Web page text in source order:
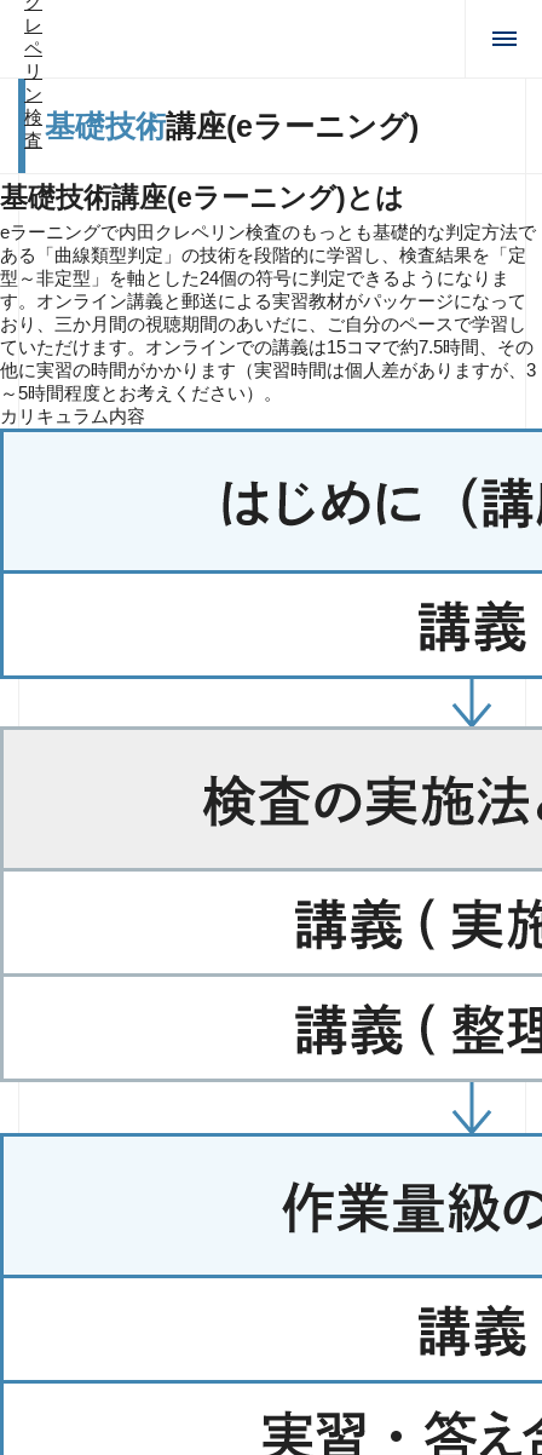
基礎技術講座(eラーニング)
基礎技術講座(eラーニング)とは
eラーニングで内田クレペリン検査のもっとも基礎的な判定方法で
ある「曲線類型判定」の技術を段階的に学習し、検査結果を「定
型～非定型」を軸とした24個の符号に判定できるようになりま
す。オンライン講義と郵送による実習教材がパッケージになって
おり、三か月間の視聴期間のあいだに、ご自分のペースで学習し
ていただけます。オンラインでの講義は15コマで約7.5時間、その
他に実習の時間がかかります（実習時間は個人差がありますが、3
～5時間程度とお考えください）。
カリキュラム内容